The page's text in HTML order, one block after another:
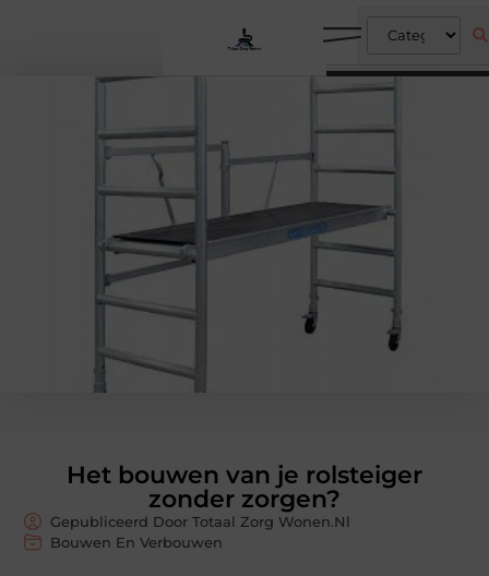
Het bouwen van je rolsteiger
zonder zorgen?
Gepubliceerd Door Totaal Zorg Wonen.nl
Bouwen En Verbouwen